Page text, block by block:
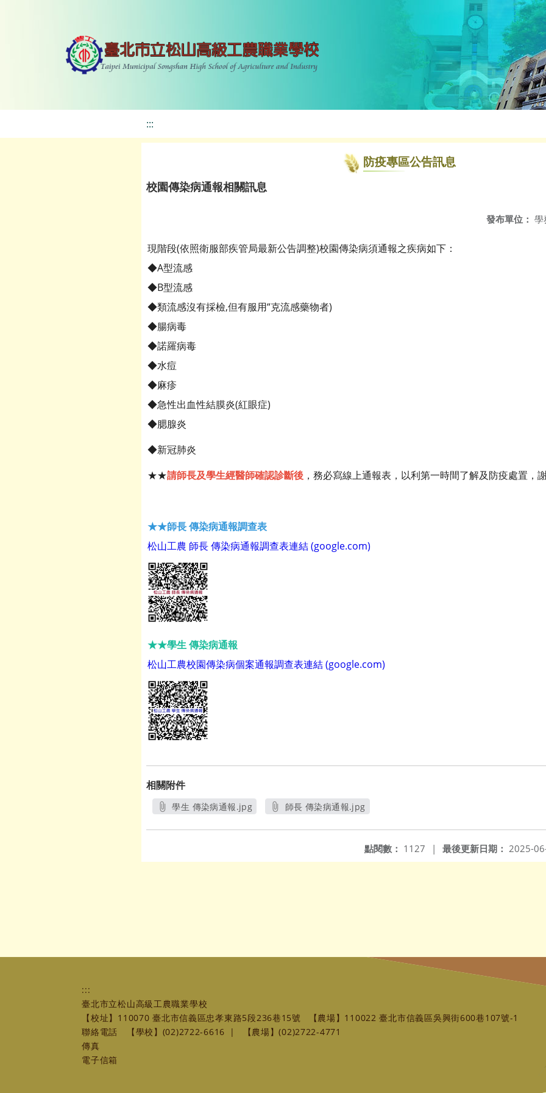
:::
防疫專區公告訊息
校園傳染病通報相關訊息
發布單位： 學
現階段(依照衛服部疾管局最新公告調整)校園傳染病須通報之疾病如下：
◆A型流感
◆B型流感
◆類流感沒有採檢,但有服用“克流感藥物者)
◆腸病毒
◆諾羅病毒
◆水痘
◆麻疹
◆急性出血性結膜炎(紅眼症)
◆腮腺炎
◆新冠肺炎
★★請師長及學生經醫師確認診斷後 ，務必寫線上通報表，以利第一時間了解及防疫處置，
★★師長 傳染病通報調查表
松山工農 師長 傳染病通報調查表連結 (google.com)
★★學生 傳染病通報
松山工農校園傳染病個案通報調查表連結 (google.com)
相關附件
學生 傳染病通報.jpg
師長 傳染病通報.jpg
最後更新日期： 2025-
點閱數： 1127 |
:::
臺北市立松山高級工農職業學校
【校址】110070 臺北市信義區忠孝東路5段236巷15號
【農場】110022 臺北市信義區吳興街600巷107號-1
聯絡電話
【學校】(02)2722-6616 |
【農場】(02)2722-4771
傳真
電子信箱